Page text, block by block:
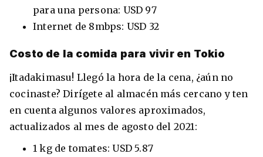
para una persona: USD 97
Internet de 8mbps: USD 32
Costo de la comida para vivir en Tokio
¡Itadakimasu! Llegó la hora de la cena, ¿aún no
cocinaste? Dirígete al almacén más cercano y ten
en cuenta algunos valores aproximados,
actualizados al mes de agosto del 2021:
1 kg de tomates: USD 5.87